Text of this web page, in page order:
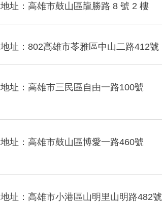
地址：高雄市鼓山區龍勝路 8 號 2 樓
地址：802高雄市苓雅區中山二路412號
地址：高雄市三民區自由一路100號
地址：高雄市鼓山區博愛一路460號
地址：高雄市小港區山明里山明路482號